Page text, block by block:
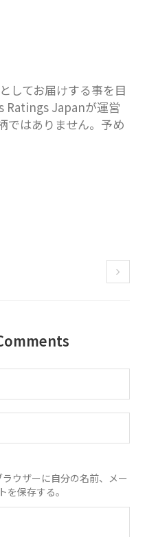
してお届けする事を目
Ratings Japanが運営
ではありません。予め
ウザーに自分の名前、メー
を保存する。